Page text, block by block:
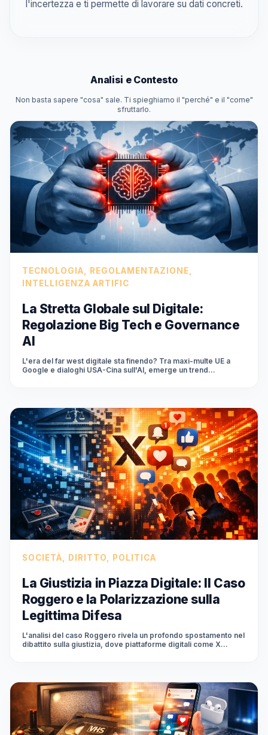
l'incertezza e ti permette di lavorare su dati concreti.
Analisi e Contesto
Non basta sapere "cosa" sale. Ti spieghiamo il "perché" e il "come"
sfruttarlo.
TECNOLOGIA, REGOLAMENTAZIONE,
INTELLIGENZA ARTIFIC
La Stretta Globale sul Digitale:
Regolazione Big Tech e Governance
AI
L'era del far west digitale sta finendo? Tra maxi-multe UE a
Google e dialoghi USA-Cina sull'AI, emerge un trend
battaglia.
SOCIETÀ, DIRITTO, POLITICA
La Giustizia in Piazza Digitale: Il Caso
Roggero e la Polarizzazione sulla
Legittima Difesa
L'analisi del caso Roggero rivela un profondo spostamento nel
dibattito sulla giustizia, dove piattaforme digitali come X
e distorta nell'ecosistema digitale, influenzando l'opinione
pubblica e la sfera politica.